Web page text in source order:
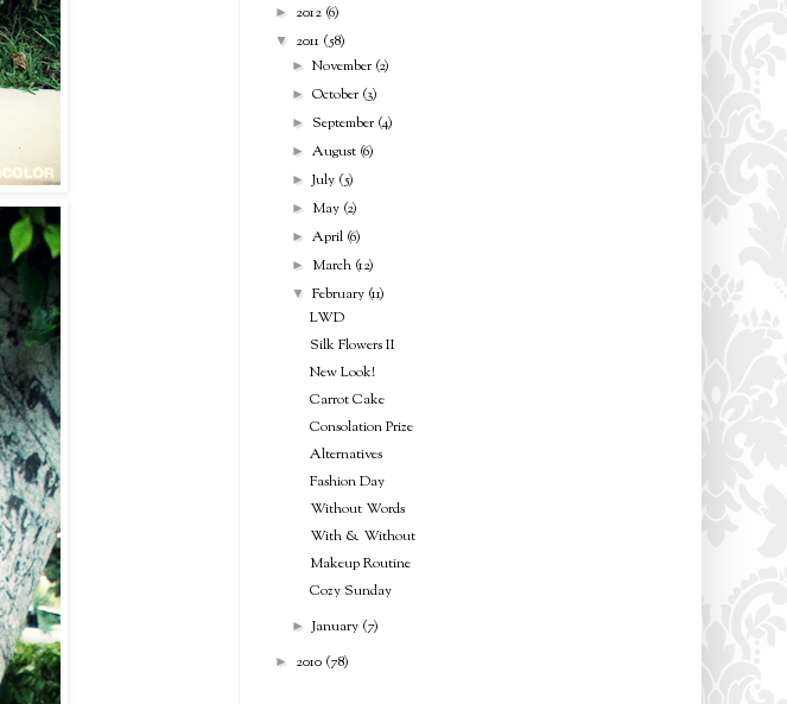
► 2012 (6)
▼ 2011 (58)
►November (2)
►October (3)
► September (4)
► August (6)
►July (5)
► May (2)
► April (6)
► March (12)
▼February (11)
LWD
Silk Flowers II
New Look!
Carrot Cake
Consolation Prize
Alternatives
Fashion Day
Without Words
With & Without
Makeup Routine
Cozy Sunday
►January (7)
► 2010 (78)